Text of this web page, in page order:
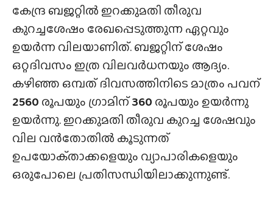
കേന്ദ്ര ബജറ്റിൽ ഇറക്കുമതി തീരുവ
കുറച്ചശേഷം രേഖപ്പെടുത്തുന്ന ഏറ്റവും
ഉയർന്ന വിലയാണിത്. ബജറ്റിന് ശേഷം
ഒറ്റദിവസം ഇത്ര വിലവർധനയും ആദ്യം.
കഴിഞ്ഞ ഒമ്പത് ദിവസത്തിനിടെ മാത്രം പവന്
2560 രൂപയും ഗ്രാമിന്360 രൂപയും ഉയർന്നു
ഉയർന്നു. ഇറക്കുമതി തീരുവ കുറച്ച ശേഷവും
വില വൻതോതിൽ കൂടുന്നത്
ഉപയോക്‌താക്കളെയും വ്യാപാരികളെയും
ഒരുപോലെ പ്രതിസന്ധിയിലാക്കുന്നുണ്ട്.